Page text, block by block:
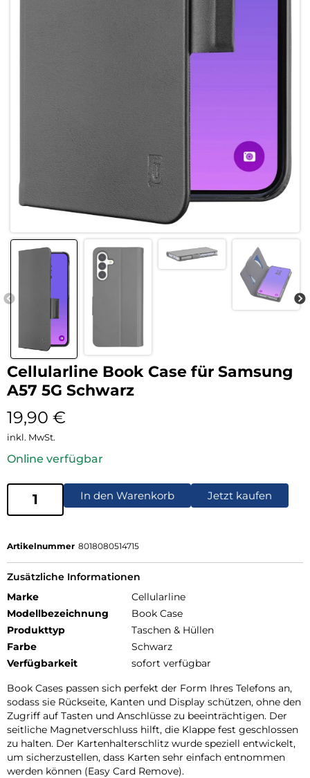
Cellularline Book Case für Samsung
A57 5G Schwarz
19,90 €
inkl. MwSt.
Online verfügbar
In den Warenkorb Jetzt kaufen
Artikelnummer 8018080514715
Zusätzliche Informationen
Marke
Cellularline
Modellbezeichnung
Book Case
Produkttyp
Taschen & Hüllen
Farbe
Schwarz
Verfügbarkeit
sofort verfügbar
Book Cases passen sich perfekt der Form Ihres Telefons an,
sodass sie Rückseite, Kanten und Display schützen, ohne den
Zugriff auf Tasten und Anschlüsse zu beeinträchtigen. Der
seitliche Magnetverschluss hilft, die Klappe fest geschlossen
zu halten. Der Kartenhalterschlitz wurde speziell entwickelt,
um sicherzustellen, dass Karten sehr einfach entnommen
werden können (Easy Card Remove).